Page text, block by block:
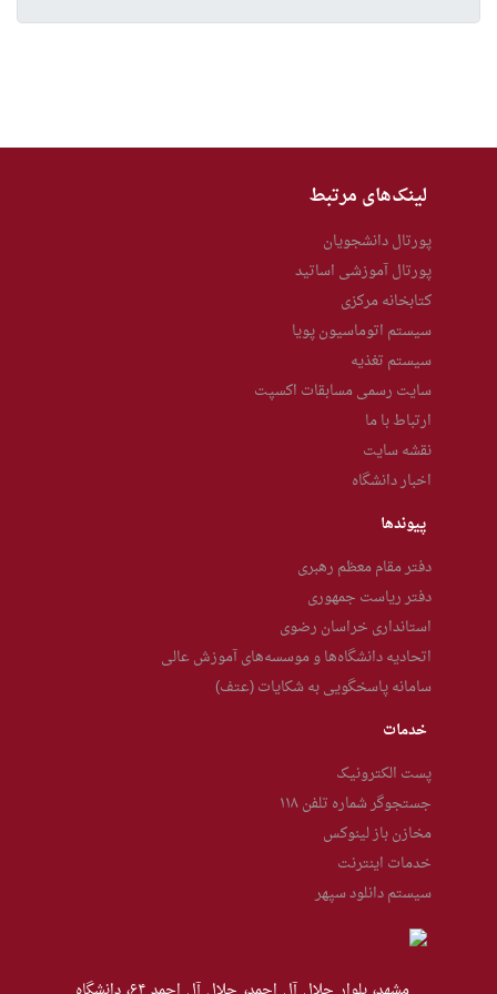
لینک‌های مرتبط
پورتال دانشجویان
پورتال آموزشی اساتید
کتابخانه مرکزی
سیستم اتوماسیون پویا
سیستم تغذیه
سایت رسمی مسابقات اکسپت
ارتباط با ما
نقشه سایت
اخبار دانشگاه
پیوندها
دفتر مقام معظم رهبری
دفتر ریاست جمهوری
استانداری خراسان رضوی
اتحادیه دانشگاه‌ها و موسسه‌های آموزش عالی
سامانه پاسخگویی به شکایات (عتف)
خدمات
پست الکترونیک
جستجوگر شماره تلفن ۱۱۸
مخازن باز لینوکس
خدمات اینترنت
سیستم دانلود سپهر